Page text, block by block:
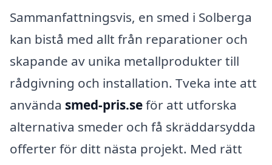
Sammanfattningsvis, en smed i Solberga
kan bistå med allt från reparationer och
skapande av unika metallprodukter till
rådgivning och installation. Tveka inte att
använda smed-pris.seför att utforska
alternativa smeder och få skräddarsydda
offerter för ditt nästa projekt. Med rätt